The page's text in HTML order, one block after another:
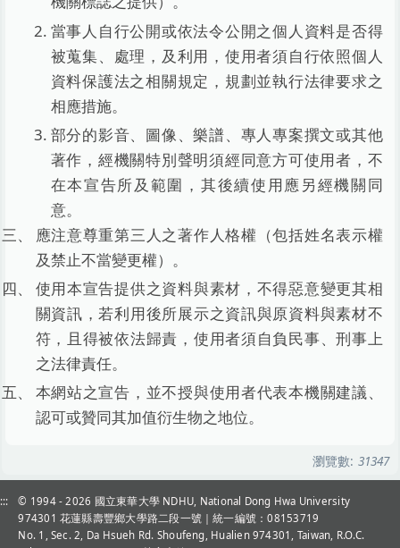
當事人自行公開或依法令公開之個人資料是否得
被蒐集、處理，及利用，使用者須自行依照個人
資料保護法之相關規定，規劃並執行法律要求之
相應措施。
部分的影音、圖像、樂譜、專人專案撰文或其他
著作，經機關特別聲明須經同意方可使用者，不
在本宣告所及範圍，其後續使用應另經機關同
意。
應注意尊重第三人之著作人格權（包括姓名表示權
及禁止不當變更權）。
使用本宣告提供之資料與素材，不得惡意變更其相
關資訊，若利用後所展示之資訊與原資料與素材不
符，且得被依法歸責，使用者須自負民事、刑事上
之法律責任。
本網站之宣告，並不授與使用者代表本機關建議、
認可或贊同其加值衍生物之地位。
瀏覽數: 31347
::: © 1994 - 2026 國立東華大學 NDHU, National Dong Hwa University
974301 花蓮縣壽豐鄉大學路二段一號｜統一編號：08153719
No. 1, Sec. 2, Da Hsueh Rd. Shoufeng, Hualien 974301, Taiwan, R.O.C.